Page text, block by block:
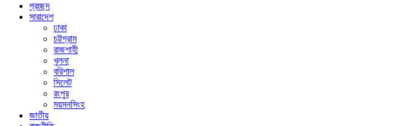
প্রচ্ছদ
সারাদেশ
ঢাকা
চট্টগ্রাম
রাজশাহী
খুলনা
বরিশাল
সিলেট
রংপুর
ময়মনসিংহ
জাতীয়